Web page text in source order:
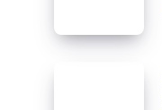
Hund